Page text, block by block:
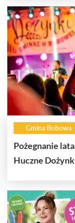
Gmina Bobowa
Pożegnanie
Huczne